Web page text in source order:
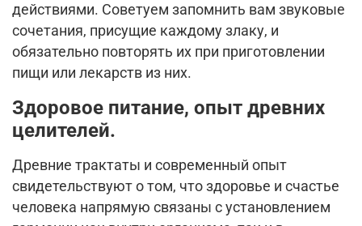
действиями. Советуем запомнить вам звуковые
сочетания, присущие каждому злаку, и
обязательно повторять их при приготовлении
пищи или лекарств из них.
Здоровое питание, опыт древних
целителей.
Древние трактаты и современный опыт
свидетельствуют о том, что здоровье и счастье
человека напрямую связаны с установлением